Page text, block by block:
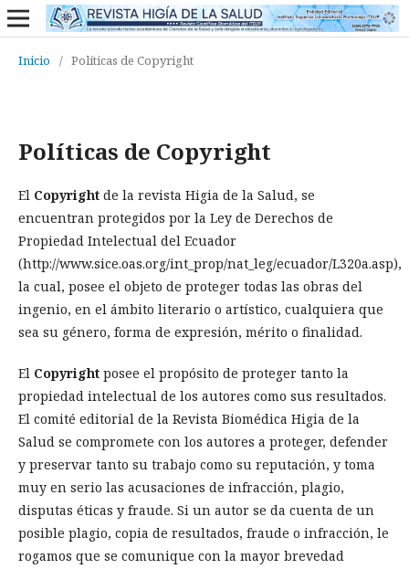
Inicio / Políticas de Copyright
Políticas de Copyright
El Copyright de la revista Higia de la Salud, se
encuentran protegidos por la Ley de Derechos de
Propiedad Intelectual del Ecuador
(http://www.sice.oas.org/int_prop/nat_leg/ecuador/L320a.asp),
la cual, posee el objeto de proteger todas las obras del
ingenio, en el ámbito literario o artístico, cualquiera que
sea su género, forma de expresión, mérito o finalidad.
El Copyright posee el propósito de proteger tanto la
propiedad intelectual de los autores como sus resultados.
El comité editorial de la Revista Biomédica Higia de la
Salud se compromete con los autores a proteger, defender
y preservar tanto su trabajo como su reputación, y toma
muy en serio las acusaciones de infracción, plagio,
disputas éticas y fraude. Si un autor se da cuenta de un
posible plagio, copia de resultados, fraude o infracción, le
rogamos que se comunique con la mayor brevedad